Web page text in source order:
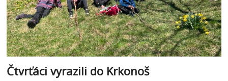
Čtvrťáci vyrazili do Krkonoš